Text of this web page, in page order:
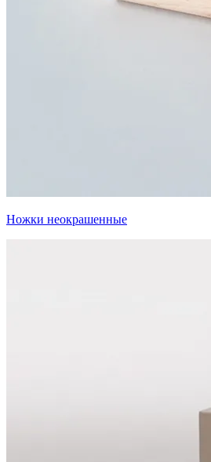
Ножки неокрашенные